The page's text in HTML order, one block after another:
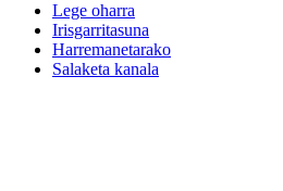
Lege oharra
Irisgarritasuna
Harremanetarako
Salaketa kanala